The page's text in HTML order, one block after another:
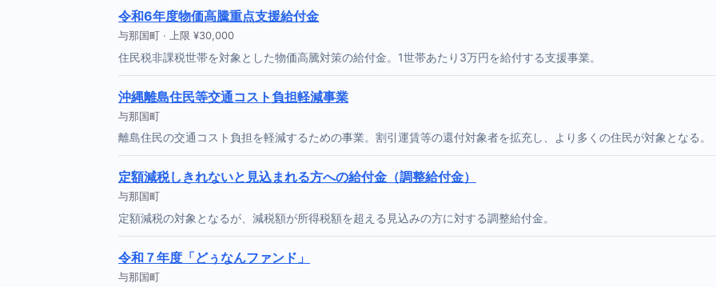
令和6年度物価高騰重点支援給付金
与那国町 · 上限 ¥30,000
住民税非課税世帯を対象とした物価高騰対策の給付金。1世帯あたり3万円を給付する支援事業。
沖縄離島住民等交通コスト負担軽減事業
与那国町
離島住民の交通コスト負担を軽減するための事業。割引運賃等の還付対象者を拡充し、より多くの住民が対象となる。
定額減税しきれないと見込まれる方への給付金（調整給付金）
与那国町
定額減税の対象となるが、減税額が所得税額を超える見込みの方に対する調整給付金。
令和７年度「どぅなんファンド」
与那国町